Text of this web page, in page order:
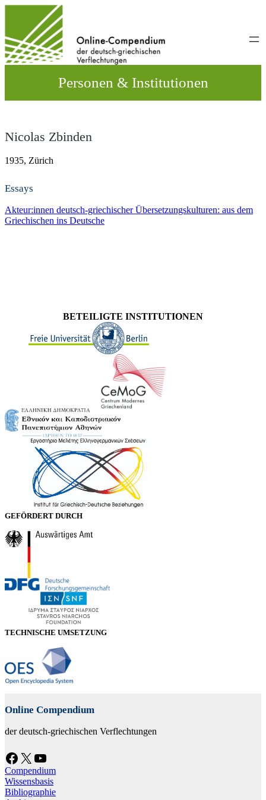
wechseln
Personen & Institutionen
Nicolas Zbinden
1935, Zürich
Essays
Akteur:innen deutsch-griechischer Übersetzungskulturen: aus dem
Griechischen ins Deutsche
BETEILIGTE INSTITUTIONEN
GEFÖRDERT DURCH
TECHNISCHE UMSETZUNG
Online Compendium
der deutsch-griechischen Verflechtungen
Facebook X YouTube
Compendium
Wissensbasis
Bibliographie